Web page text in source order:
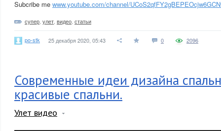
Subcribe me www.youtube.com/channel/
супер улет видео статьи
po-stk 25 декабря 2020, 05:43 0 2096
Современные идеи дизайна
красивые спальни.
Улет видео